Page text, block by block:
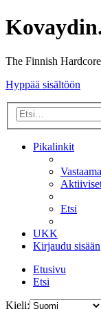
The Finnish
Hyppää sisältöön
Pikalinkit
Etsi
UKK
Kirjaudu sisään
Etusivu
Etsi
Kieli: